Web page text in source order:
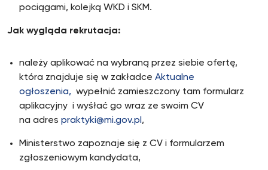
pociągami, kolejką WKD i SKM.
Jak wygląda rekrutacja:
należy aplikować na wybraną przez siebie ofertę,
która znajduje się w zakładce Aktualne
ogłoszenia, wypełnić zamieszczony tam formularz
aplikacyjny i wyśłać go wraz ze swoim CV
na adres praktyki@mi.gov.pl ,
Ministerstwo zapoznaje się z CV i formularzem
zgłoszeniowym kandydata,